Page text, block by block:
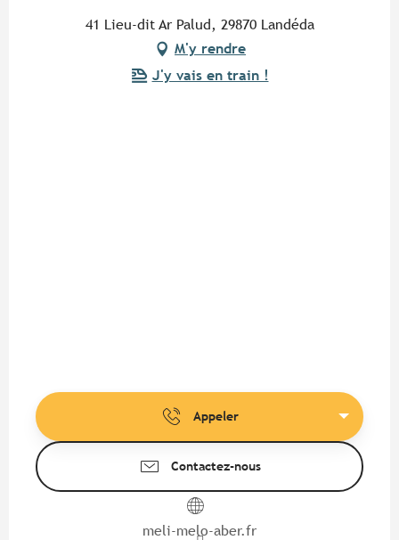
41 Lieu-dit Ar Palud, 29870 Landéda
M'y rendre
J'y vais en train !
Appeler
Contactez-nous
meli-melo-aber.fr